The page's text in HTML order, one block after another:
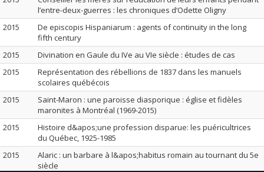
l’entre-deux-guerres : les chroniques d’Odette Oligny
2015
De episcopis Hispaniarum : agents of continuity in the long
fifth century
2015
Divination en Gaule du IVe au VIe siècle : études de cas
2015
Représentation des rébellions de 1837 dans les manuels
scolaires québécois
2015
Saint-Maron : une paroisse diasporique : église et fidèles
maronites à Montréal (1969-2015)
2015
Histoire d&apos;une profession disparue: les puéricultrices
du Québec, 1925-1985
2015
Alaric : un barbare à l&apos;habitus romain au tournant du 5e
siècle